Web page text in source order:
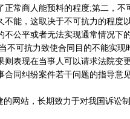
常商人能预料的程度;第二，
能，这取决于不可抗力的程度
公平或者无法实现通常情况下
不可抗力致使合同目的不能实
表现在当事人可以请求法院变
同纠纷案件若干问题的指导意
网站，长期致力于对我国诉讼